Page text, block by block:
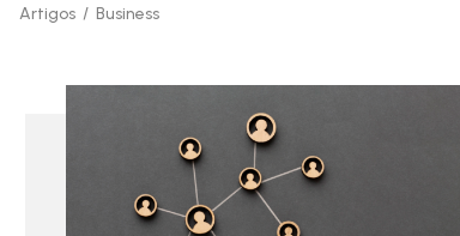
Artigos/ Business